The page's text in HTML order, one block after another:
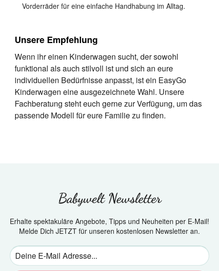
Vorderräder für eine einfache Handhabung im Alltag.
Unsere Empfehlung
Wenn ihr einen Kinderwagen sucht, der sowohl
funktional als auch stilvoll ist und sich an eure
individuellen Bedürfnisse anpasst, ist ein EasyGo
Kinderwagen eine ausgezeichnete Wahl. Unsere
Fachberatung steht euch gerne zur Verfügung, um das
passende Modell für eure Familie zu finden.
Babywelt Newsletter
Erhalte spektakuläre Angebote, Tipps und Neuheiten per E-Mail!
Melde Dich JETZT für unseren kostenlosen Newsletter an.